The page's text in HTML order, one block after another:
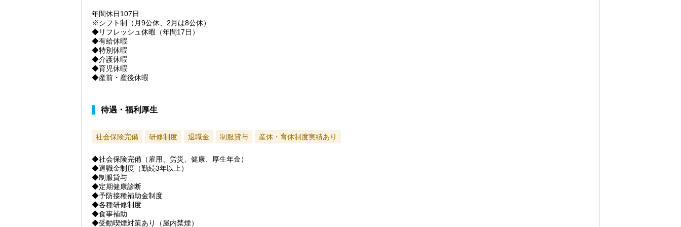
年間休日107日
※シフト制（月9公休、2月は8公休）
◆リフレッシュ休暇（年間17日）
◆有給休暇
◆特別休暇
◆介護休暇
◆育児休暇
◆産前・産後休暇
待遇・福利厚生
社会保険完備 研修制度 退職金 制服貸与 産休・育休制度実績あり
◆社会保険完備（雇用、労災、健康、厚生年金）
◆退職金制度（勤続3年以上）
◆制服貸与
◆定期健康診断
◆予防接種補助金制度
◆各種研修制度
◆食事補助
◆受動喫煙対策あり（屋内禁煙）